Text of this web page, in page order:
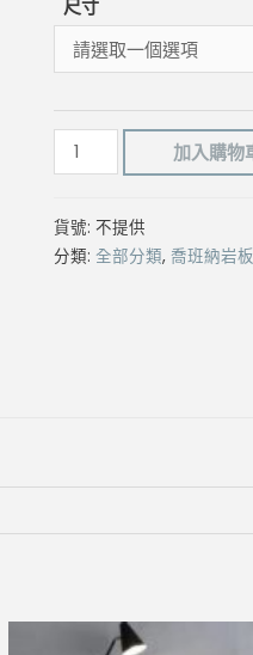
尺寸
轉
能
臺
量
加入購物
貨號: 不提供
分類: 全部分類, 喬班納岩